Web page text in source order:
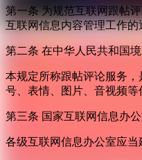
第一条 为规范互联网跟帖
互联网信息内容管理工作
第二条 在中华人民共和国
本规定所称跟帖评论服务
号、表情、图片、音视频等
第三条 国家互联网信息办
各级互联网信息办公室应